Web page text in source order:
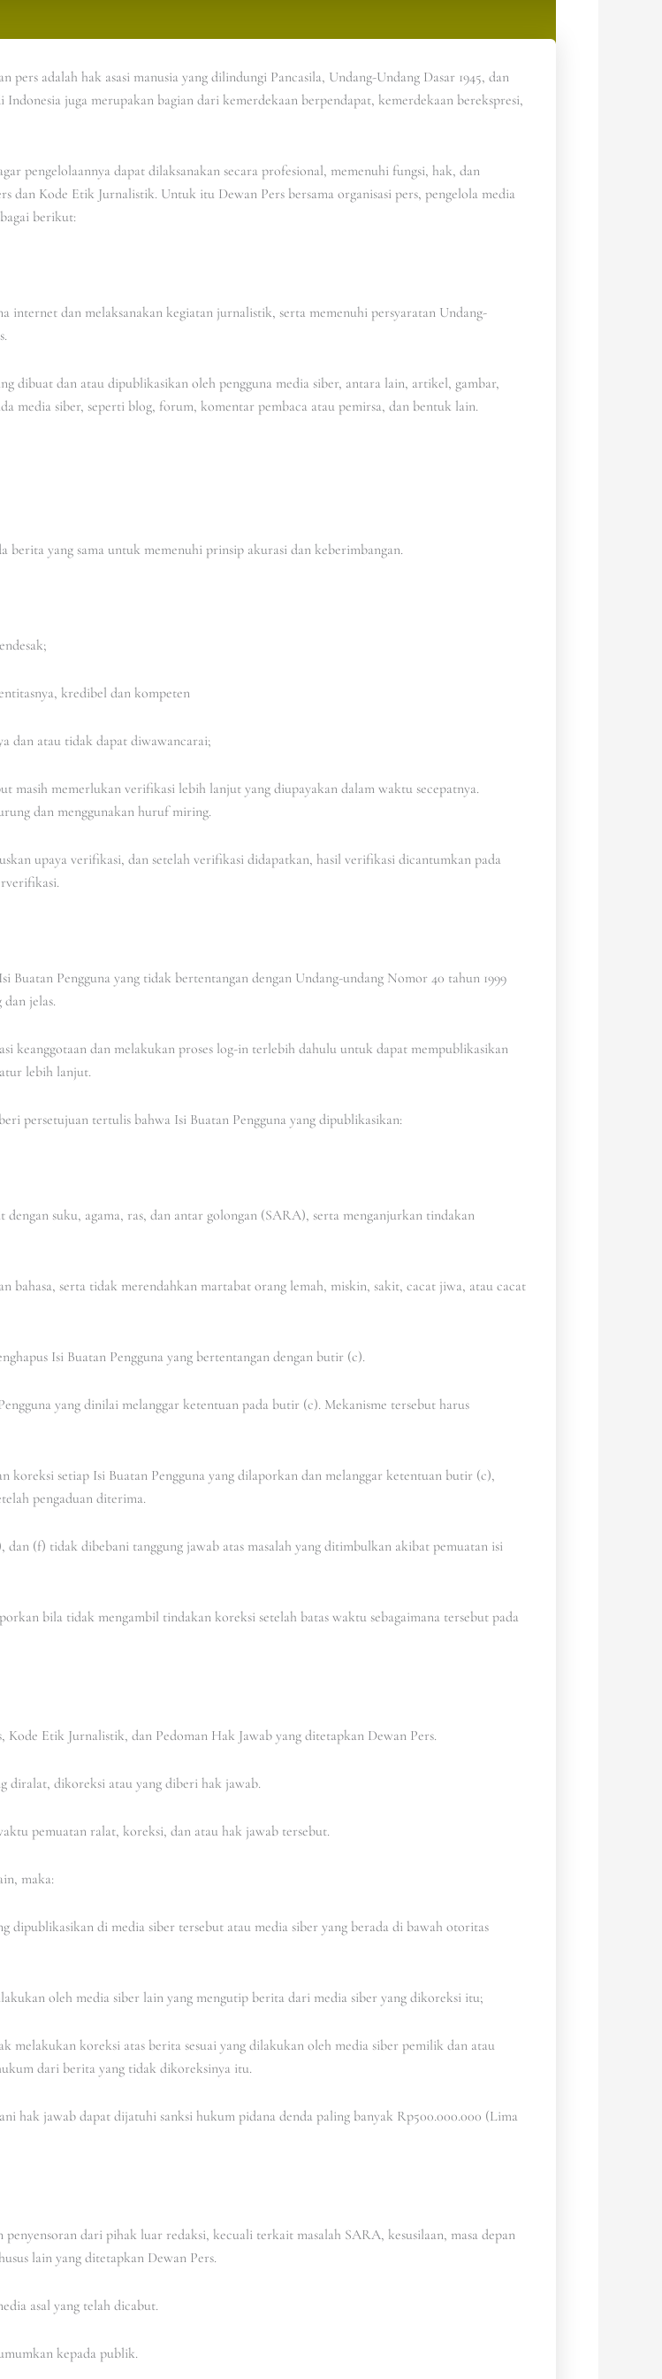
adalah hak asasi manusia yang dilindungi Pancasila, Undang-Undang Dasar 1945, dan
juga merupakan bagian dari kemerdekaan berpendapat, kemerdekaan berekspresi,
pengelolaannya dapat dilaksanakan secara profesional, memenuhi fungsi, hak, dan
dan Kode Etik Jurnalistik. Untuk itu Dewan Pers bersama organisasi pers, pengelola media
berikut:
internet dan melaksanakan kegiatan jurnalistik, serta memenuhi persyaratan Undang-
dibuat dan atau dipublikasikan oleh pengguna media siber, antara lain, artikel, gambar,
media siber, seperti blog, forum, komentar pembaca atau pemirsa, dan bentuk lain.
yang sama untuk memenuhi prinsip akurasi dan keberimbangan.
kredibel dan kompeten
dan atau tidak dapat diwawancarai;
masih memerlukan verifikasi lebih lanjut yang diupayakan dalam waktu secepatnya.
dan menggunakan huruf miring.
upaya verifikasi, dan setelah verifikasi didapatkan, hasil verifikasi dicantumkan pada
Pengguna yang tidak bertentangan dengan Undang-undang Nomor 40 tahun 1999
jelas.
keanggotaan dan melakukan proses log-in terlebih dahulu untuk dapat mempublikasikan
lebih lanjut.
persetujuan tertulis bahwa Isi Buatan Pengguna yang dipublikasikan:
suku, agama, ras, dan antar golongan (SARA), serta menganjurkan tindakan
bahasa, serta tidak merendahkan martabat orang lemah, miskin, sakit, cacat jiwa, atau cacat
Isi Buatan Pengguna yang bertentangan dengan butir (c).
yang dinilai melanggar ketentuan pada butir (c). Mekanisme tersebut harus
setiap Isi Buatan Pengguna yang dilaporkan dan melanggar ketentuan butir (c),
pengaduan diterima.
(f) tidak dibebani tanggung jawab atas masalah yang ditimbulkan akibat pemuatan isi
bila tidak mengambil tindakan koreksi setelah batas waktu sebagaimana tersebut pada
Etik Jurnalistik, dan Pedoman Hak Jawab yang ditetapkan Dewan Pers.
diralat, dikoreksi atau yang diberi hak jawab.
pemuatan ralat, koreksi, dan atau hak jawab tersebut.
maka:
dipublikasikan di media siber tersebut atau media siber yang berada di bawah otoritas
oleh media siber lain yang mengutip berita dari media siber yang dikoreksi itu;
melakukan koreksi atas berita sesuai yang dilakukan oleh media siber pemilik dan atau
dari berita yang tidak dikoreksinya itu.
hak jawab dapat dijatuhi sanksi hukum pidana denda paling banyak Rp500.000.000 (Lima
dari pihak luar redaksi, kecuali terkait masalah SARA, kesusilaan, masa depan
lain yang ditetapkan Dewan Pers.
asal yang telah dicabut.
kepada publik.